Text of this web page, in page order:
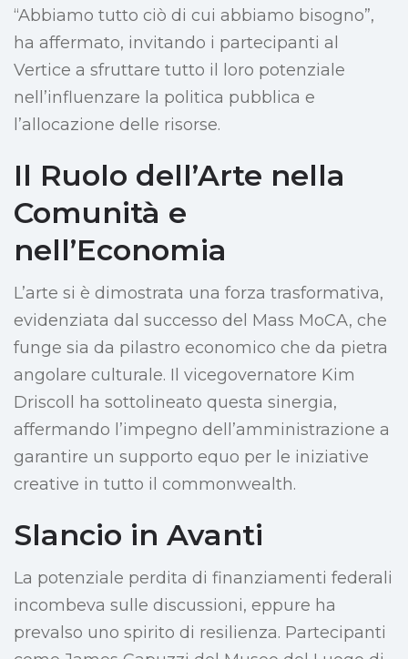
“Abbiamo tutto ciò di cui abbiamo bisogno”,
ha affermato, invitando i partecipanti al
Vertice a sfruttare tutto il loro potenziale
nell’influenzare la politica pubblica e
l’allocazione delle risorse.
Il Ruolo dell’Arte nella
Comunità e
nell’Economia
L’arte si è dimostrata una forza trasformativa,
evidenziata dal successo del Mass MoCA, che
funge sia da pilastro economico che da pietra
angolare culturale. Il vicegovernatore Kim
Driscoll ha sottolineato questa sinergia,
affermando l’impegno dell’amministrazione a
garantire un supporto equo per le iniziative
creative in tutto il commonwealth.
Slancio in Avanti
La potenziale perdita di finanziamenti federali
incombeva sulle discussioni, eppure ha
prevalso uno spirito di resilienza. Partecipanti